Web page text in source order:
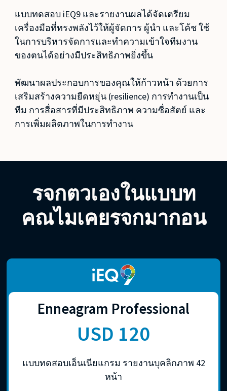
แบบทดสอบ iEQ9 และรายงานผลได้จัดเตรียม
เครื่องมือที่ทรงพลังไว้ให้ผู้จัดการ ผู้นำ และโค้ช ใช้
ในการบริหารจัดการและทำความเข้าใจทีมงาน
ของตนได้อย่างมีประสิทธิภาพยิ่งขึ้น
พัฒนาผลประกอบการของคุณให้ก้าวหน้า ด้วยการ
เสริมสร้างความยืดหยุ่น (resilience) การทำงานเป็น
ทีม การสื่อสารที่มีประสิทธิภาพ ความซื่อสัตย์ และ
การเพิ่มผลิตภาพในการทำงาน
รจกตวเองในแบบท
คณไมเคยรจกมากอน
Enneagram Professional
USD 120
แบบทดสอบเอ็นเนียแกรม รายงานบุคลิกภาพ 42
หน้า